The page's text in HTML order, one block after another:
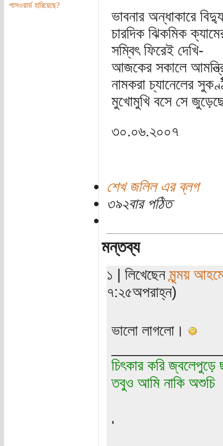
পাসওয়ার্ড হারিয়েছে?
ভাবনার অন্ধাকারে
চারদিক ঝিকমিক
সম্বিৎ ফিরেই দেখি-
আজকের সকালে
নামকরা চ্যানেলের
মুখোমুখি বসে সে
৩০.০৬.২০০৭
শেখ জলিল এর ব্লগ
৩৯২বার পঠিত
মন্তব্য
১ | লিখেছেনমৃন্ময়
৭:২৫অপরাহ্ন)
ভালো লাগলো।
চিৎকার করি জ্বলেপুড়ে
তবুও আমি নাকি অশুচি
'